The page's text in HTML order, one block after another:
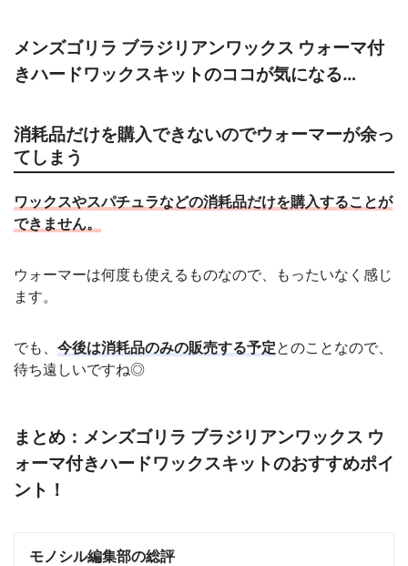
メンズゴリラ ブラジリアンワックス ウォーマ付
きハードワックスキットのココが気になる…
消耗品だけを購入できないのでウォーマーが余っ
てしまう
ワックスやスパチュラなどの消耗品だけを購入することが
できません。
ウォーマーは何度も使えるものなので、もったいなく感じ
ます。
でも、 今後は消耗品のみの販売する予定とのことなので、
待ち遠しいですね◎
まとめ：メンズゴリラ ブラジリアンワックス ウ
ォーマ付きハードワックスキットのおすすめポイ
ント！
モノシル編集部の総評